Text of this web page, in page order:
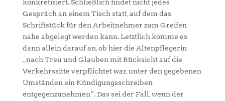
konkretisiert. Schließlich findet nicht jedes
Gespräch an einem Tisch statt, auf dem das
Schriftstück für den Arbeitnehmer zum Greifen
nahe abgelegt werden kann. Letztlich komme es
dann allein darauf an, ob hier die Altenpflegerin
„nach Treu und Glauben mit Rücksicht auf die
Verkehrssitte verpflichtet war, unter den gegebenen
Umständen ein Kündigungsschreiben
entgegenzunehmen“. Das sei der Fall, wenn der